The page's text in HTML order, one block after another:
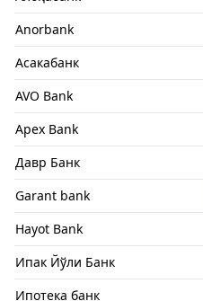
Anorbank
Асакабанк
AVO Bank
Apex Bank
Давр Банк
Garant bank
Hayot Bank
Ипак Йўли Банк
Ипотека банк